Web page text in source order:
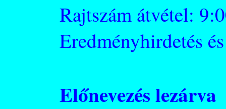
Rajtszám átvétel:
Eredményhirdetés
Előnevezés lezárva